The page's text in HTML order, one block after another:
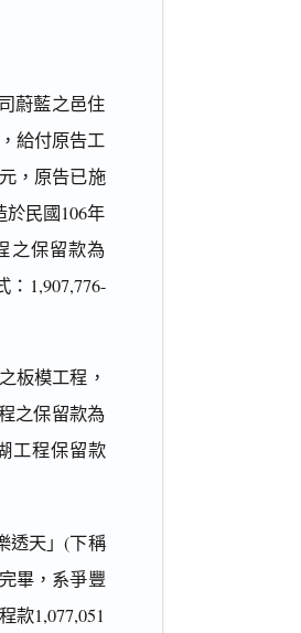
蔚藍之邑住
給付原告工
，原告已施
於民國106年
之保留款為
1,907,776-
板模工程，
之保留款為
工程保留款
透天」(下稱
畢，系爭豐
款1,077,051